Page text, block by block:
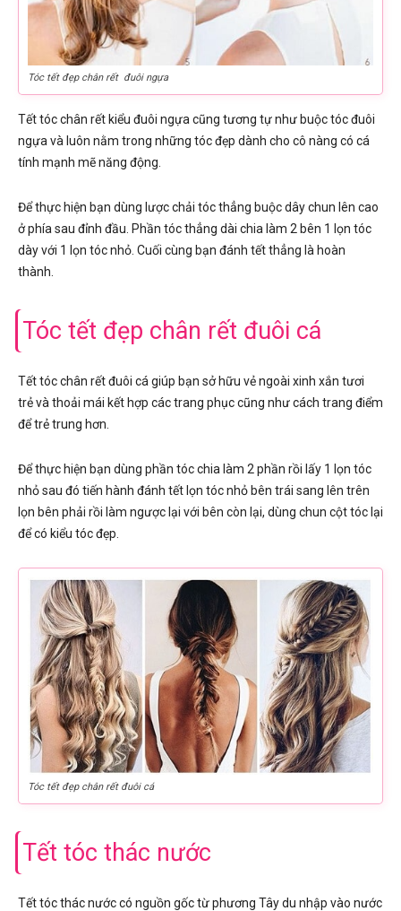
Tóc tết đẹp chân rết đuôi ngựa
Tết tóc chân rết kiểu đuôi ngựa cũng tương tự như buộc tóc đuôi
ngựa và luôn nằm trong những tóc đẹp dành cho cô nàng có cá
tính mạnh mẽ năng động.
Để thực hiện bạn dùng lược chải tóc thẳng buộc dây chun lên cao
ở phía sau đỉnh đầu. Phần tóc thẳng dài chia làm 2 bên 1 lọn tóc
dày với 1 lọn tóc nhỏ. Cuối cùng bạn đánh tết thẳng là hoàn
thành.
Tóc tết đẹp chân rết đuôi cá
Tết tóc chân rết đuôi cá giúp bạn sở hữu vẻ ngoài xinh xắn tươi
trẻ và thoải mái kết hợp các trang phục cũng như cách trang điểm
để trẻ trung hơn.
Để thực hiện bạn dùng phần tóc chia làm 2 phần rồi lấy 1 lọn tóc
nhỏ sau đó tiến hành đánh tết lọn tóc nhỏ bên trái sang lên trên
lọn bên phải rồi làm ngược lại với bên còn lại, dùng chun cột tóc lại
để có kiểu tóc đẹp.
Tóc tết đẹp chân rết đuôi cá
Tết tóc thác nước
Tết tóc thác nước có nguồn gốc từ phương Tây du nhập vào nước